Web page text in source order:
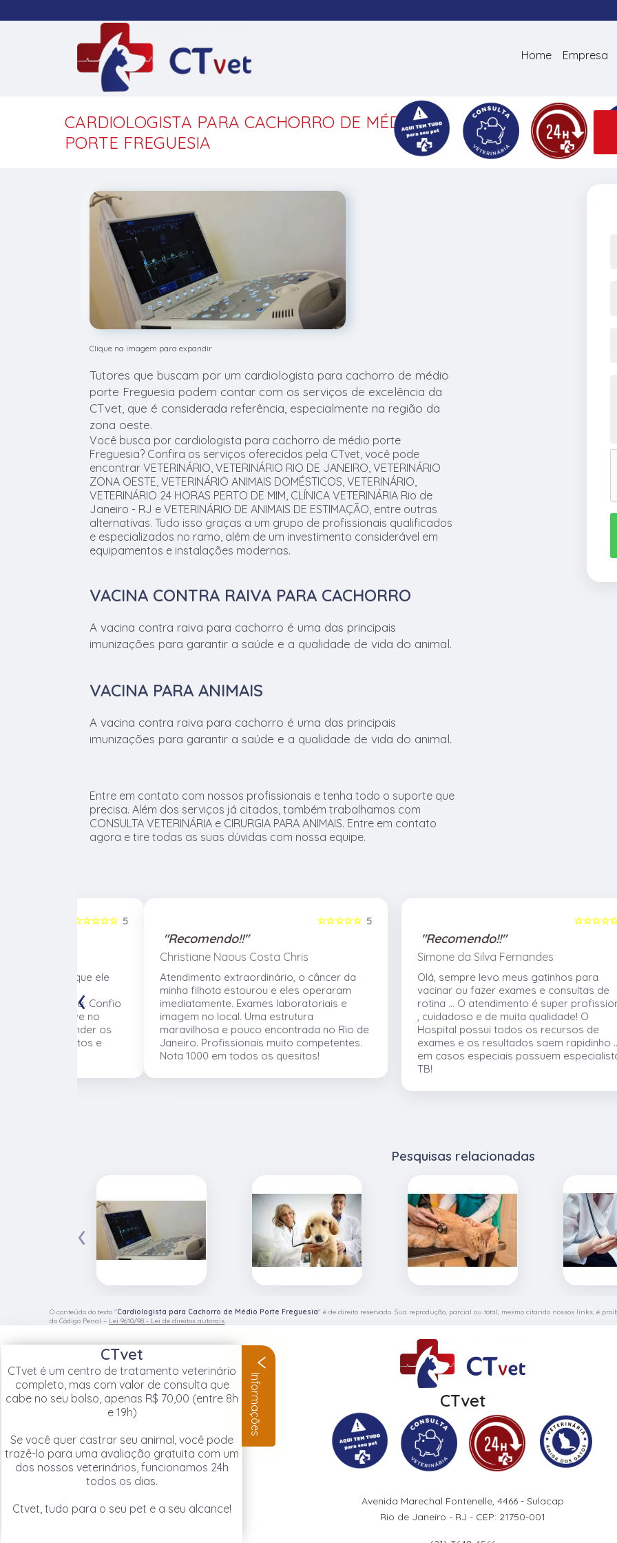
Home Empresa
CARDIOLOGISTA PARA CACHORRO DE MÉDIO
PORTE FREGUESIA
Clique na imagem para expandir
Tutores que buscam por um cardiologista para cachorro de médio
porte Freguesia podem contar com os serviços de excelência da
CTvet, que é considerada referência, especialmente na região da
zona oeste.
Você busca por cardiologista para cachorro de médio porte
Freguesia? Confira os serviços oferecidos pela CTvet, você pode
encontrar VETERINÁRIO, VETERINÁRIO RIO DE JANEIRO, VETERINÁRIO
ZONA OESTE, VETERINÁRIO ANIMAIS DOMÉSTICOS, VETERINÁRIO,
VETERINÁRIO 24 HORAS PERTO DE MIM, CLÍNICA VETERINÁRIA Rio de
Janeiro - RJ e VETERINÁRIO DE ANIMAIS DE ESTIMAÇÃO, entre outras
alternativas. Tudo isso graças a um grupo de profissionais qualificados
e especializados no ramo, além de um investimento considerável em
equipamentos e instalações modernas.
VACINA CONTRA RAIVA PARA CACHORRO
A vacina contra raiva para cachorro é uma das principais
imunizações para garantir a saúde e a qualidade de vida do animal.
VACINA PARA ANIMAIS
A vacina contra raiva para cachorro é uma das principais
imunizações para garantir a saúde e a qualidade de vida do animal.
Entre em contato com nossos profissionais e tenha todo o suporte que
precisa. Além dos serviços já citados, também trabalhamos com
CONSULTA VETERINÁRIA e CIRURGIA PARA ANIMAIS. Entre em contato
agora e tire todas as suas dúvidas com nossa equipe.
"Recomendo!!"
Christiane Naous Costa Chris
Atendimento extraordinário, o câncer da
minha filhota estourou e eles operaram
imediatamente. Exames laboratoriais e
imagem no local. Uma estrutura
maravilhosa e pouco encontrada no Rio de
Janeiro. Profissionais muito competentes.
Nota 1000 em todos os quesitos!
"Recomendo!!"
Simone da Silva Fernandes
Olá, sempre levo meus gatinhos para
vacinar ou fazer exames e consultas de
rotina ... O atendimento é super profissional
, cuidadoso e de muita qualidade! O
Hospital possui todos os recursos de
exames e os resultados saem rapidinho ...E
em casos especiais possuem especialistas
‹
Pesquisas relacionadas
‹
O conteúdo do texto "Cardiologista para Cachorro de Médio Porte Freguesia" é de direito reservado. Sua reprodução, parcial ou total, mesmo citando nossos links, é
do Código Penal – Lei 9610/98 - Lei de direitos autorais.
CTvet
Avenida Marechal Fontenelle, 4466 - Sulacap
Rio de Janeiro - RJ - CEP: 21750-001
CTvet
CTvet é um centro de tratamento veterinário
completo, mas com valor de consulta que
cabe no seu bolso, apenas R$ 70,00 (entre 8h
e 19h)
Se você quer castrar seu animal, você pode
trazê-lo para uma avaliação gratuita com um
dos nossos veterinários, funcionamos 24h
todos os dias.
Ctvet, tudo para o seu pet e a seu alcance!
Informações